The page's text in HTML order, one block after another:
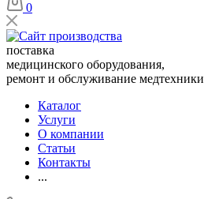
0
поставка
медицинского оборудования,
ремонт и обслуживание медтехники
Каталог
Услуги
О компании
Статьи
Контакты
...